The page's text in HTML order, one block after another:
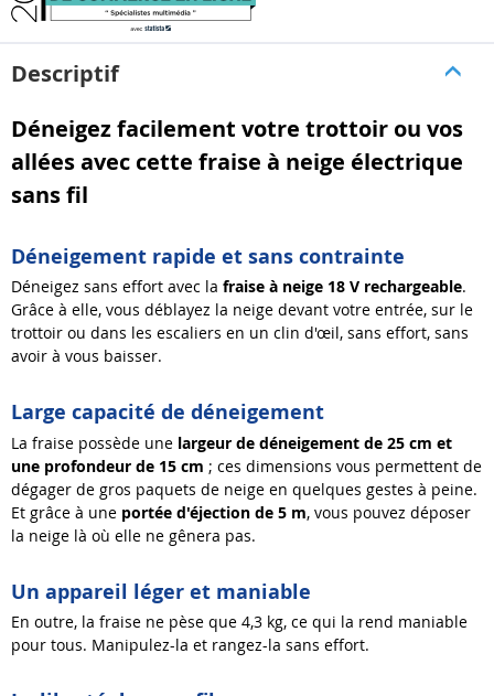
Descriptif
Déneigez facilement votre trottoir ou vos
allées avec cette fraise à neige électrique
sans fil
Déneigement rapide et sans contrainte
Déneigez sans effort avec la fraise à neige 18 V rechargeable.
Grâce à elle, vous déblayez la neige devant votre entrée, sur le
trottoir ou dans les escaliers en un clin d'œil, sans effort, sans
avoir à vous baisser.
Large capacité de déneigement
La fraise possède une largeur de déneigement de 25 cm et
une profondeur de 15 cm ; ces dimensions vous permettent de
dégager de gros paquets de neige en quelques gestes à peine.
Et grâce à une portée d'éjection de 5 m, vous pouvez déposer
la neige là où elle ne gênera pas.
Un appareil léger et maniable
En outre, la fraise ne pèse que 4,3 kg, ce qui la rend maniable
pour tous. Manipulez-la et rangez-la sans effort.